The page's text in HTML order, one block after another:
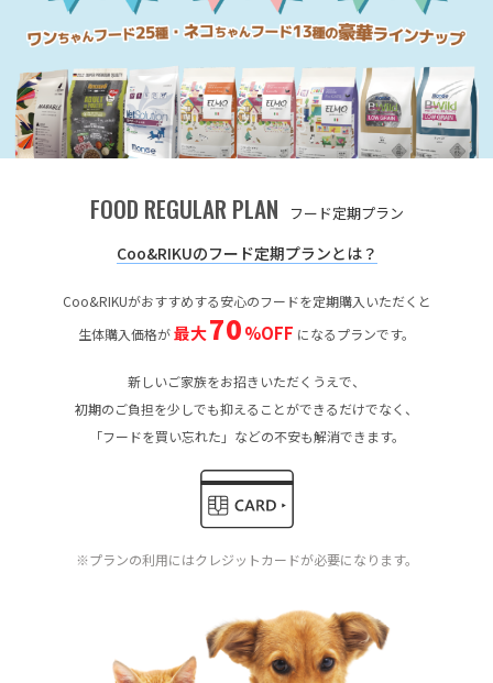
FOOD REGULAR PLAN フード定期プラン
Coo&RIKUのフード定期プランとは？
Coo&RIKUがおすすめする安心のフードを定期購入いただくと
生体購入価格が最大70%OFF になるプランです。
新しいご家族をお招きいただくうえで、
初期のご負担を少しでも抑えることができるだけでなく、
「フードを買い忘れた」などの不安も解消できます。
※プランの利用にはクレジットカードが必要になります。